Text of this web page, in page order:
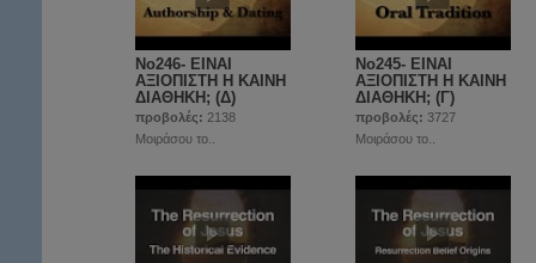
No246- ΕΙΝΑΙ
ΑΞΙΟΠΙΣΤΗ Η ΚΑΙΝΗ
ΔΙΑΘΗΚΗ; (Δ)
προβολές: 2138
Μοιράσου το..
No245- ΕΙΝΑΙ
ΑΞΙΟΠΙΣΤΗ Η ΚΑΙΝΗ
ΔΙΑΘΗΚΗ; (Γ)
προβολές: 3727
Μοιράσου το..